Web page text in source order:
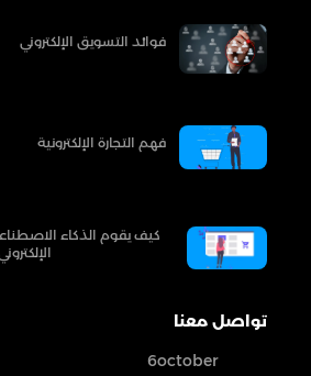
فوائد التسويق الإلكتروني
فهم التجارة الإلكترونية
كيف يقوم الذكاء
تواصل معنا
6october